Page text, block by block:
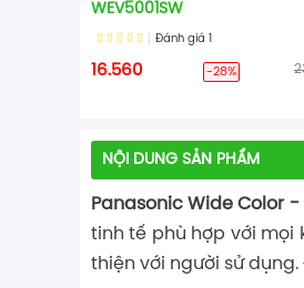
WEV5001SW
Đánh giá
16.560 -28%
NỘI DUNG SẢN PHẨM
Panasonic Wide Color -
tinh tế phù hợp với mọi
thiện với người sử